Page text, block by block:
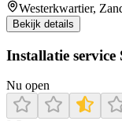
Westerkwartier,
Bekijk details
Installatie service
Nu open